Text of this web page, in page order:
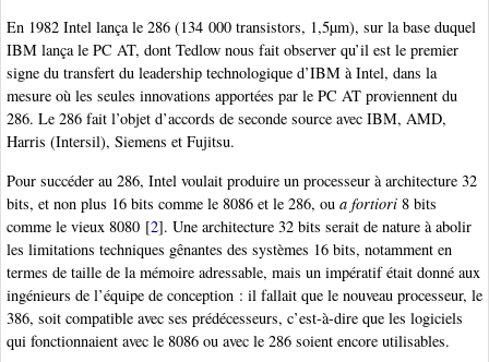
En 1982 Intel lança le 286 (134 000 transistors, 1,5µm), sur la base duquel
IBM lança le PC AT, dont Tedlow nous fait observer qu’il est le premier
signe du transfert du leadership technologique d’IBM à Intel, dans la
mesure où les seules innovations apportées par le PC AT proviennent du
286. Le 286 fait l’objet d’accords de seconde source avec IBM, AMD,
Harris (Intersil), Siemens et Fujitsu.
Pour succéder au 286, Intel voulait produire un processeur à architecture 32
bits, et non plus 16 bits comme le 8086 et le 286, ou a fortiori 8 bits
comme le vieux 8080 [2]. Une architecture 32 bits serait de nature à abolir
les limitations techniques gênantes des systèmes 16 bits, notamment en
termes de taille de la mémoire adressable, mais un impératif était donné aux
ingénieurs de l’équipe de conception : il fallait que le nouveau processeur, le
386, soit compatible avec ses prédécesseurs, c’est-à-dire que les logiciels
qui fonctionnaient avec le 8086 ou avec le 286 soient encore utilisables.